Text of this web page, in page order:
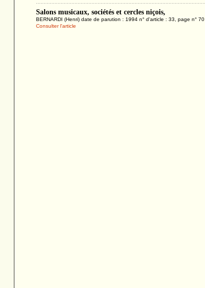
Salons musicaux, sociétés et cercles niçois,
BERNARDI (Henri) date de parution : 1994 n° d'article : 33, page n° 70
Consulter l'article